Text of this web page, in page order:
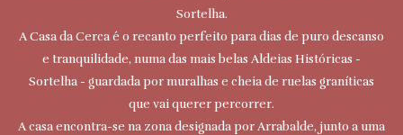
Sortelha.
A Casa da Cerca é o recanto perfeito para dias de puro descanso
e tranquilidade, numa das mais belas Aldeias Históricas -
Sortelha - guardada por muralhas e cheia de ruelas graníticas
que vai querer percorrer.
A casa encontra-se na zona designada por Arrabalde, junto a uma